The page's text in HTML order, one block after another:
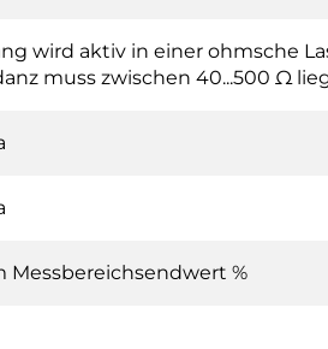
wird aktiv in einer ohmsche
muss zwischen 40...500 Ω
Messbereichsendwert %